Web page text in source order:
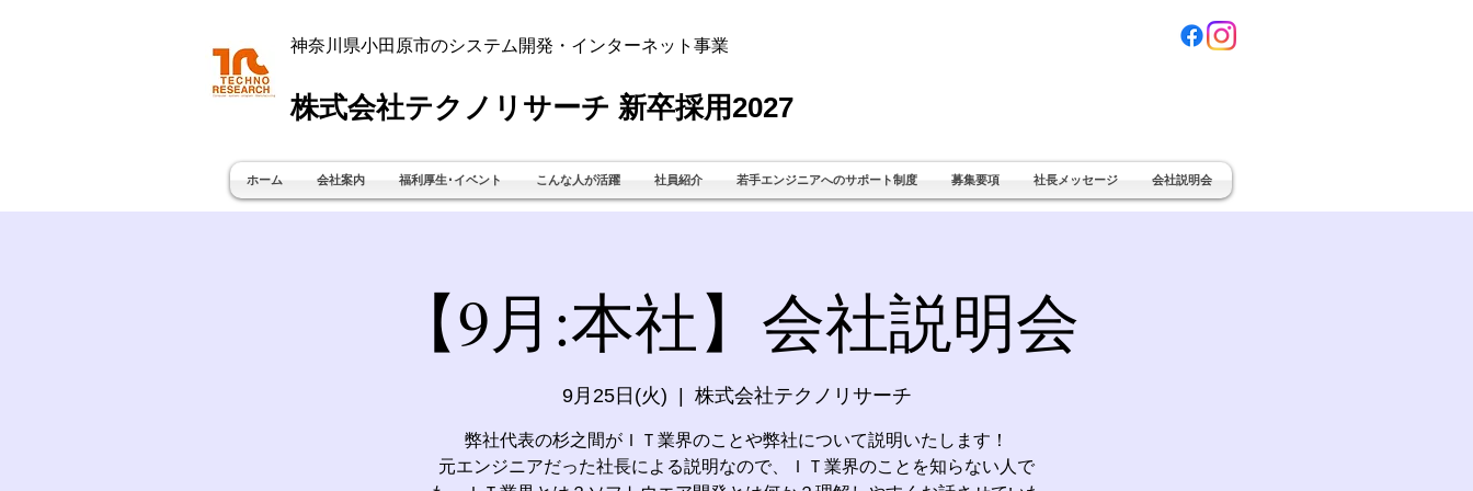
神奈川県小田原市のシステム開発・インターネット事業
株式会社テクノリサーチ 新卒採用2027
ホーム 会社案内 福利厚生･イベント こんな人が活躍 社員紹介 若手エンジニアへのサポート制度 募集要項 社長メッセージ 会社説明会
【9月:本社】会社説明会
9月25日(火) 株式会社テクノリサーチ
弊社代表の杉之間がＩＴ業界のことや弊社について説明いたします！
元エンジニアだった社長による説明なので、ＩＴ業界のことを知らない人で